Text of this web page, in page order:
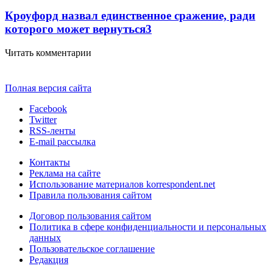
Кроуфорд назвал единственное сражение, ради
которого может вернуться3
Читать комментарии
Полная версия сайта
Facebook
Twitter
RSS-ленты
E-mail рассылка
Контакты
Реклама на сайте
Использование материалов korrespondent.net
Правила пользования сайтом
Договор пользования сайтом
Политика в сфере конфиденциальности и персональных
данных
Пользовательское соглашение
Редакция